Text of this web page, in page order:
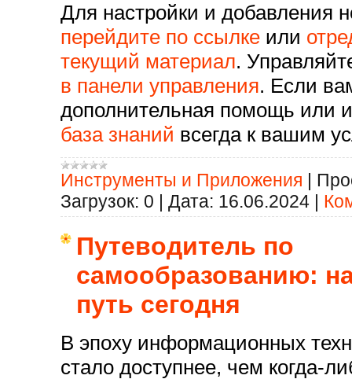
Для настройки и добавления
перейдите по ссылке или
текущий материал.
в панели управления. Если
дополнительная помощь или
база знаний всегда к вашим
Инструменты и Приложения |
Загрузок: 0 | Дата: 16.06.2024 |
Путеводитель по
самообразованию:
путь сегодня
В эпоху информационных
стало доступнее, чем когда-